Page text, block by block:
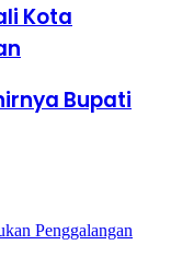
Kota
Bupati